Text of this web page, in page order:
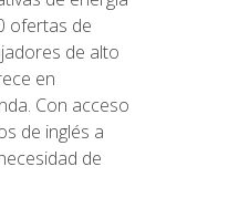
ofertas de
de alto
en
Con acceso
de inglés a
de